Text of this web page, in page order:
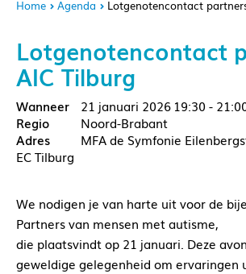
Home Agenda Lotgenotencontact
Lotgenotencontact
AIC Tilburg
21 januari 2026 19:30 -
Noord-Brabant
MFA de Symfonie
EC Tilburg
We nodigen je van harte uit voor de
Partners van mensen met autisme,
die plaatsvindt op 21 januari. Deze
geweldige gelegenheid om ervaringen